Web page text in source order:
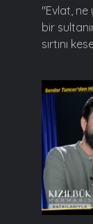
"Evlat, ne
bir
sırtını